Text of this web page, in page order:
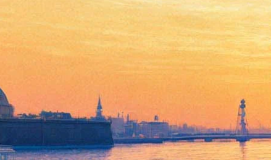
В Петербурге откроются зоопарк и ЦПКиО. Некоторых
зверей можно увидеть только в масках
«Мы просто оставим это без комментариев». «ДДТ»
выпустили клип о «псарне у трона» и «мертвом человеке»
Чем заняться 26-28 июня: «Пикник» и Geek Picnic, онлайн-
выпускной «ВКонтакте» и «Алые паруса», «Сплин» и
Архив предыдущих материалов